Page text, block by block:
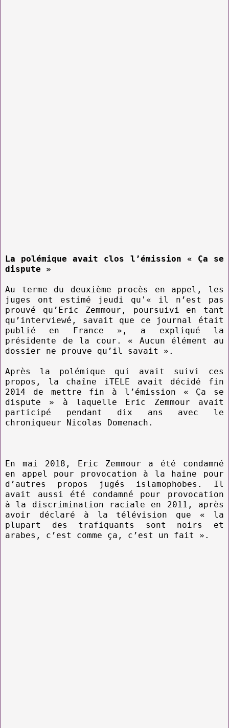
La polémique avait clos l’émission « Ça se
dispute »
Au terme du deuxième procès en appel, les
juges ont estimé jeudi qu'« il n’est pas
prouvé qu’Eric Zemmour, poursuivi en tant
qu’interviewé, savait que ce journal était
publié en France », a expliqué la
présidente de la cour. « Aucun élément au
dossier ne prouve qu’il savait ».
Après la polémique qui avait suivi ces
propos, la chaîne iTELE avait décidé fin
2014 de mettre fin à l’émission « Ça se
dispute » à laquelle Eric Zemmour avait
participé pendant dix ans avec le
chroniqueur Nicolas Domenach.
En mai 2018, Eric Zemmour a été condamné
en appel pour provocation à la haine pour
d’autres propos jugés islamophobes. Il
avait aussi été condamné pour provocation
à la discrimination raciale en 2011, après
avoir déclaré à la télévision que « la
plupart des trafiquants sont noirs et
arabes, c’est comme ça, c’est un fait ».